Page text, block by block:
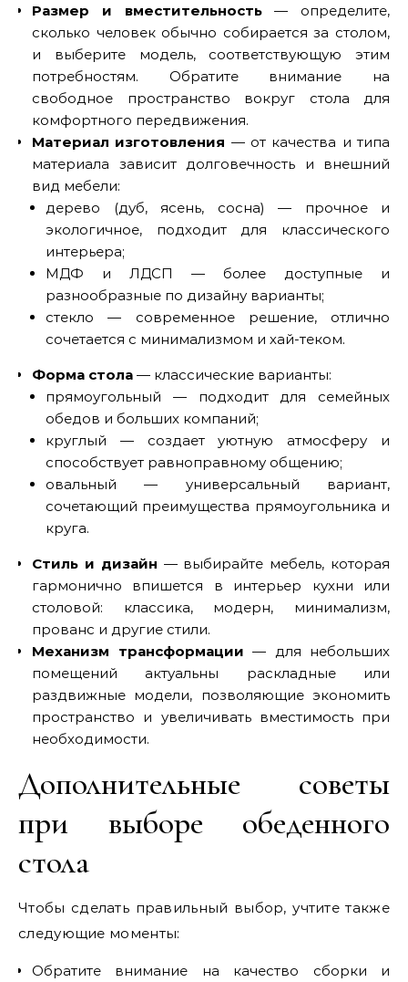
Размер и вместительность— определите,
сколько человек обычно собирается за столом,
и выберите модель, соответствующую этим
потребностям. Обратите внимание на
свободное пространство вокруг стола для
комфортного передвижения.
Материал изготовления — от качества и типа
материала зависит долговечность и внешний
вид мебели:
дерево (дуб, ясень, сосна) — прочное и
экологичное, подходит для классического
интерьера;
МДФ и ЛДСП — более доступные и
разнообразные по дизайну варианты;
стекло — современное решение, отлично
сочетается с минимализмом и хай-теком.
Форма стола — классические варианты:
прямоугольный — подходит для семейных
обедов и больших компаний;
круглый — создает уютную атмосферу и
способствует равноправному общению;
овальный — универсальный вариант,
сочетающий преимущества прямоугольника и
круга.
Стиль и дизайн — выбирайте мебель, которая
гармонично впишется в интерьер кухни или
столовой: классика, модерн, минимализм,
прованс и другие стили.
Механизм трансформации — для небольших
помещений актуальны раскладные или
раздвижные модели, позволяющие экономить
пространство и увеличивать вместимость при
необходимости.
Дополнительные советы
при выборе обеденного
стола
Чтобы сделать правильный выбор, учтите также
следующие моменты:
Обратите внимание на качество сборки и